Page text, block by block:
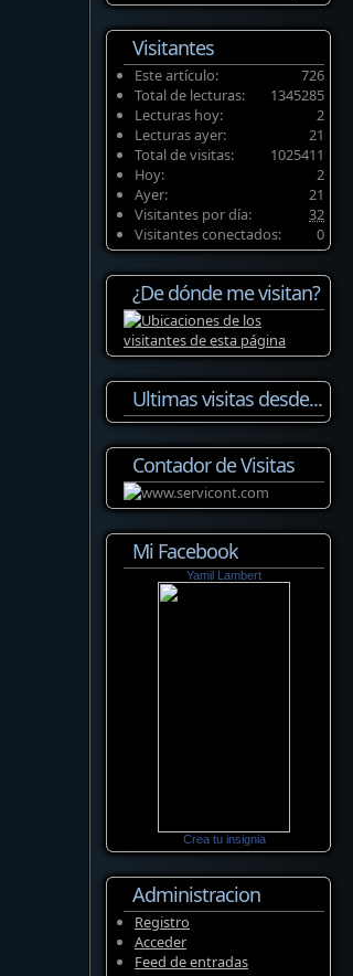
Visitantes
726
Este artículo:
1345285
Total de lecturas:
2
Lecturas hoy:
21
Lecturas ayer:
1025411
Total de visitas:
2
Hoy:
21
Ayer:
32
Visitantes por día:
0
Visitantes conectados:
¿De dónde me visitan?
Ultimas visitas desde...
Contador de Visitas
Mi Facebook
Yamil Lambert
Crea tu insignia
Administracion
Registro
Acceder
Feed de entradas